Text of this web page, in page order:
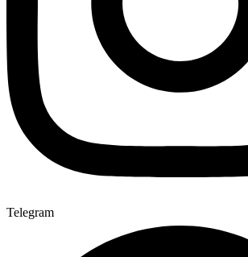
Telegram